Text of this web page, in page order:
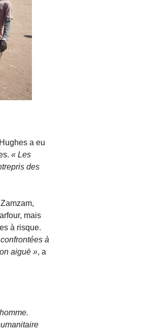
a eu
« Les
des
mais
à risque.
à
aiguë », a